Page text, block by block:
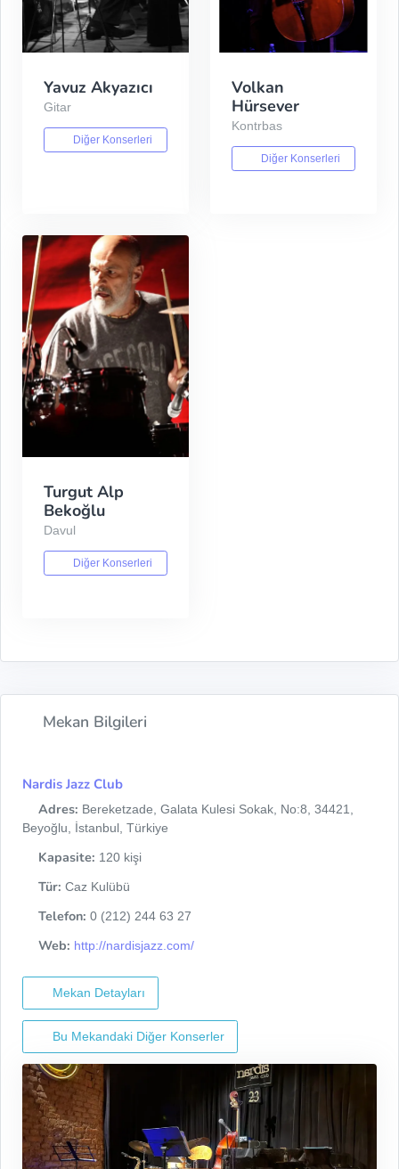
Yavuz Akyazıcı
Gitar
Diğer Konserleri
Volkan
Hürsever
Kontrbas
Diğer Konserleri
Turgut Alp
Bekoğlu
Davul
Diğer Konserleri
Mekan Bilgileri
Nardis Jazz Club
Adres: Bereketzade, Galata Kulesi Sokak, No:8, 34421,
Beyoğlu, İstanbul, Türkiye
Kapasite: 120 kişi
Tür: Caz Kulübü
Telefon: 0 (212) 244 63 27
Web: http://nardisjazz.com/
Mekan Detayları
Bu Mekandaki Diğer Konserler